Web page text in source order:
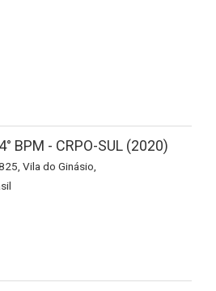
BPM - CRPO-SUL (2020)
Vila do Ginásio,